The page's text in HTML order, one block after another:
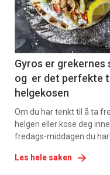
section
11
Dagens
rett
Gyros er grekernes
og er det perfekte
helgekosen
Om du har tenkt til å ta
helgen eller kose deg
fredags-middagen du
Les hele saken